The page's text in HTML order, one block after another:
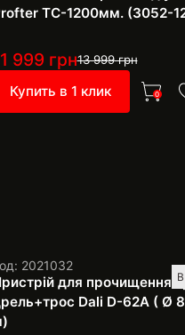
TC-1200мм. (3052-
999 грн13 999грн
Купить в 1 клик 0
2021032
для прочищення
Dali D-62A ( Ø